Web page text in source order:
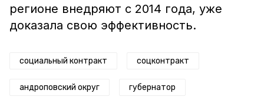
регионе внедряют с 2014 года, уже
доказала свою эффективность.
социальный контракт соцконтракт
андроповский округ губернатор